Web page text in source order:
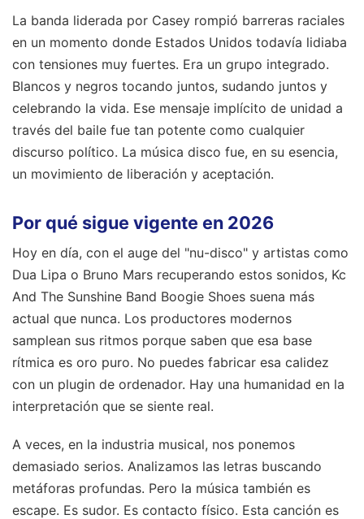
La banda liderada por Casey rompió barreras raciales
en un momento donde Estados Unidos todavía lidiaba
con tensiones muy fuertes. Era un grupo integrado.
Blancos y negros tocando juntos, sudando juntos y
celebrando la vida. Ese mensaje implícito de unidad a
través del baile fue tan potente como cualquier
discurso político. La música disco fue, en su esencia,
un movimiento de liberación y aceptación.
Por qué sigue vigente en 2026
Hoy en día, con el auge del "nu-disco" y artistas como
Dua Lipa o Bruno Mars recuperando estos sonidos, Kc
And The Sunshine Band Boogie Shoes suena más
actual que nunca. Los productores modernos
samplean sus ritmos porque saben que esa base
rítmica es oro puro. No puedes fabricar esa calidez
con un plugin de ordenador. Hay una humanidad en la
interpretación que se siente real.
A veces, en la industria musical, nos ponemos
demasiado serios. Analizamos las letras buscando
metáforas profundas. Pero la música también es
escape. Es sudor. Es contacto físico. Esta canción es